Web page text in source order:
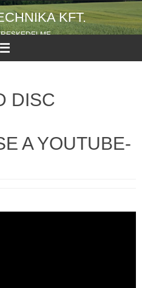
KFT.
DISC
A YOUTUBE-